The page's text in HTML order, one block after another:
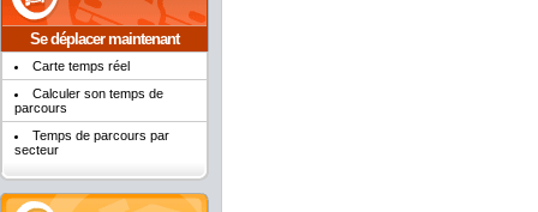
Se déplacer maintenant
Carte temps réel
Calculer son temps de
parcours
Temps de parcours par
secteur